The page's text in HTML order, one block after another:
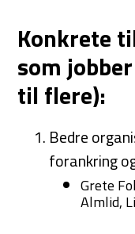
Konkrete
som
til flere):
Bedre
forankring
Grete
Almlid,